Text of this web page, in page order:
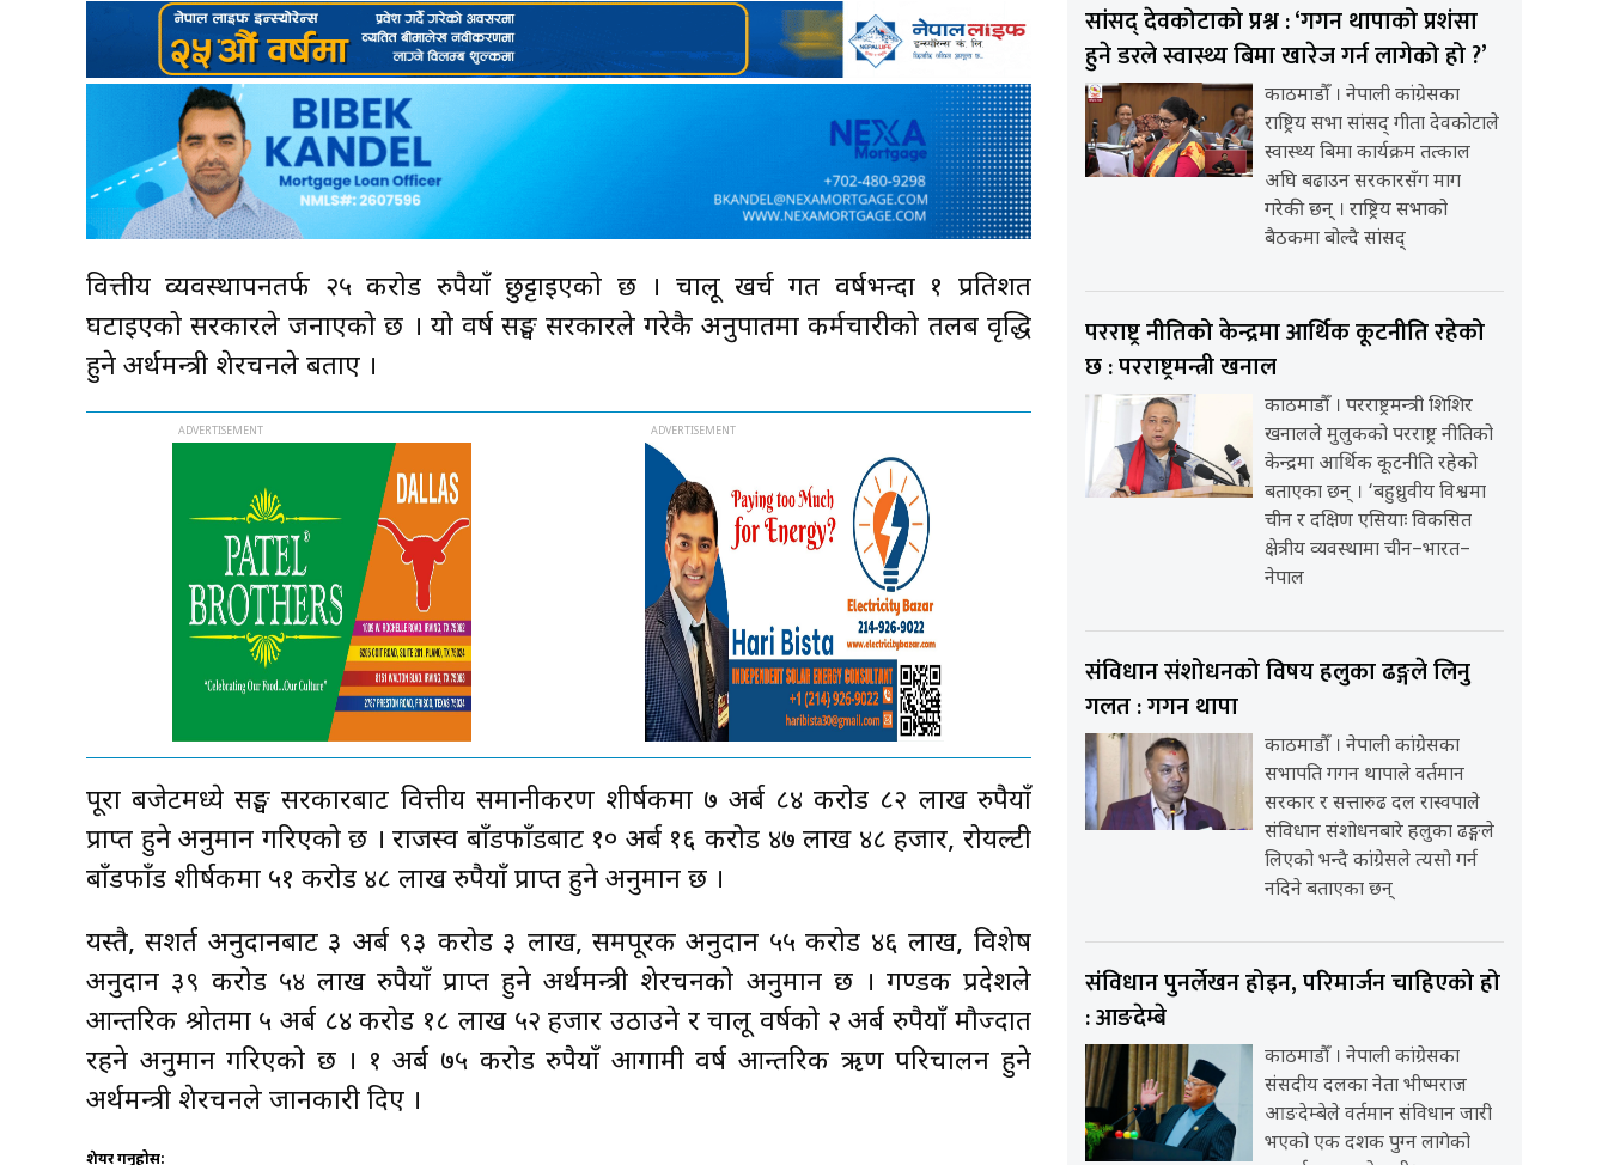
वित्तीय व्यवस्थापनतर्फ २५ करोड रुपैयाँ छुट्टाइएको छ । चालू खर्च गत वर्षभन्दा १ प्रतिशत
घटाइएको सरकारले जनाएको छ । यो वर्ष सङ्घ सरकारले गरेकै अनुपातमा कर्मचारीको तलब वृद्धि
हुने अर्थमन्त्री शेरचनले बताए ।
पूरा बजेटमध्ये सङ्घ सरकारबाट वित्तीय समानीकरण शीर्षकमा ७ अर्ब ८४ करोड ८२ लाख रुपैयाँ
प्राप्त हुने अनुमान गरिएको छ । राजस्व बाँडफाँडबाट १० अर्ब १६ करोड ४७ लाख ४८ हजार, रोयल्टी
बाँडफाँड शीर्षकमा ५१ करोड ४८ लाख रुपैयाँ प्राप्त हुने अनुमान छ ।
यस्तै, सशर्त अनुदानबाट ३ अर्ब ९३ करोड ३ लाख, समपूरक अनुदान ५५ करोड ४६ लाख, विशेष
अनुदान ३९ करोड ५४ लाख रुपैयाँ प्राप्त हुने अर्थमन्त्री शेरचनको अनुमान छ । गण्डकी प्रदेशले
आन्तरिक श्रोतमा ५ अर्ब ८४ करोड १८ लाख ५२ हजार उठाउने र चालू वर्षको २ अर्ब रुपैयाँ मौज्दात
रहने अनुमान गरिएको छ । १ अर्ब ७५ करोड रुपैयाँ आगामी वर्ष आन्तरिक ऋण परिचालन हुने
अर्थमन्त्री शेरचनले जानकारी दिए ।
शेयर गर्नुहोस:
सांसद् देवकोटाको प्रश्न : ‘गगन थापाको प्रशंसा
हुने डरले स्वास्थ्य बिमा खारेज गर्न लागेको हो ?’
काठमाडौँ । नेपाली कांग्रेसका
राष्ट्रिय सभा सांसद् गीता देवकोटाले
स्वास्थ्य बिमा कार्यक्रम तत्काल
अघि बढाउन सरकारसँग माग
गरेकी छन् । राष्ट्रिय सभाको
बैठकमा बोल्दै सांसद्
परराष्ट्र नीतिको केन्द्रमा आर्थिक कूटनीति रहेको
छ : परराष्ट्रमन्त्री खनाल
काठमाडौँ । परराष्ट्रमन्त्री शिशिर
खनालले मुलुकको परराष्ट्र नीतिको
केन्द्रमा आर्थिक कूटनीति रहेको
बताएका छन् । ‘बहुध्रुवीय विश्वमा
चीन र दक्षिण एसियाः विकसित
क्षेत्रीय व्यवस्थामा चीन–भारत–
नेपाल
संविधान संशोधनको विषय हलुका ढङ्गले लिनु
गलत : गगन थापा
काठमाडौँ । नेपाली कांग्रेसका
सभापति गगन थापाले वर्तमान
सरकार र सत्तारुढ दल रास्वपाले
संविधान संशोधनबारे हलुका ढङ्गले
लिएको भन्दै कांग्रेसले त्यसो गर्न
नदिने बताएका छन्
संविधान पुनर्लेखन होइन, परिमार्जन चाहिएको हो
: आङदेम्बे
काठमाडौँ । नेपाली कांग्रेसका
संसदीय दलका नेता भीष्मराज
आङदेम्बेले वर्तमान संविधान जारी
भएको एक दशक पुग्न लागेको